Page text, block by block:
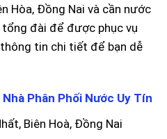
Hòa, Đồng Nai và cần nước
tổng đài để được phục vụ
tin chi tiết để bạn dễ
Phân Phối Nước Uy Tín
Biên Hoà, Đồng Nai